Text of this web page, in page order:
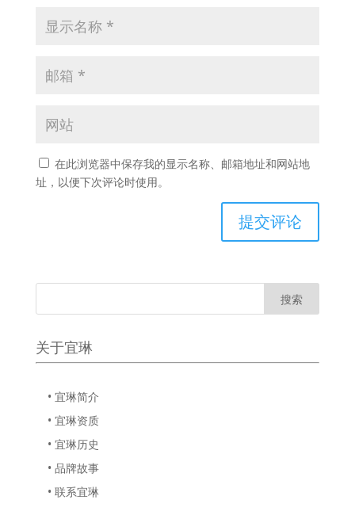
在此浏览器中保存我的显示名称、邮箱地址和网站地
址，以便下次评论时使用。
关于宜琳
• 宜琳简介
• 宜琳资质
• 宜琳历史
• 品牌故事
• 联系宜琳